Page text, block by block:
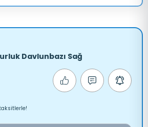
Davlunbazı Sağ